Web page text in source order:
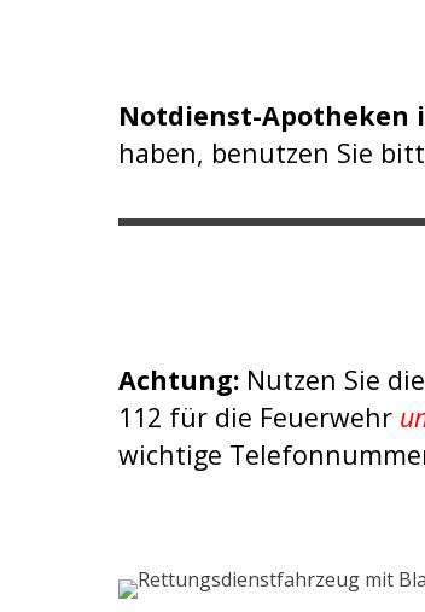
Notdienst-Apotheken
haben, benutzen Sie
Achtung: Nutzen Sie
112 für die Feuerwehr
wichtige